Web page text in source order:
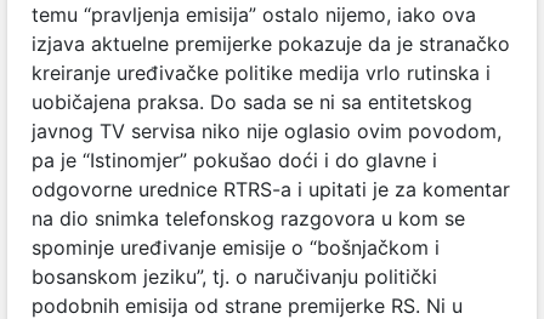
temu “pravljenja emisija” ostalo nijemo, iako ova
izjava aktuelne premijerke pokazuje da je stranačko
kreiranje uređivačke politike medija vrlo rutinska i
uobičajena praksa. Do sada se ni sa entitetskog
javnog TV servisa niko nije oglasio ovim povodom,
pa je “Istinomjer” pokušao doći i do glavne i
odgovorne urednice RTRS-a i upitati je za komentar
na dio snimka telefonskog razgovora u kom se
spominje uređivanje emisije o “bošnjačkom i
bosanskom jeziku”, tj. o naručivanju politički
podobnih emisija od strane premijerke RS. Ni u